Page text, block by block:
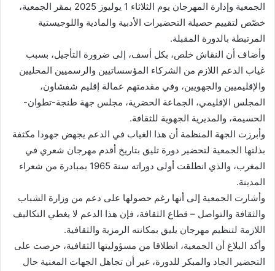
الجمعية وإدارة المهرجان يوم الثلاثاء 1 يوليوز 2025 بمقر الجمعية،
خصّص لتقييم حصيلة التحضيرات الأدبية والمادية واللوجيستية
المرتبطة بالدورة المقبلة.
وأضاف أن النقاش خلص، بكل أسف، إلى ضرورة التأجيل، بسبب
غياب الدعم اللازم من الشركاء المؤسساتيين والرسميين المحليين
والإقليميين والجهويين، وفي مقدمتهم عمالة إقليم شفشاون،
المجلس الإقليمي، الجماعة الحضرية، مجلس جهة طنجة-تطوان-
الحسيمة، والمديرية الجهوية للثقافة.
وأبرزت الجهة المنظمة أن هذا الغياب في الدعم يجهض جهودا مكثفة
بذلتها الجمعية لتحضير دورة تليق بتاريخ أقدم مهرجان شعري في
المغرب، والذي انطلقت أولى دوراته سنة 1965 بمبادرة من شعراء
المدينة.
وأشارت الجمعية إلى أنها رغم حصولها على دعم من وزارة الشباب
والثقافة والتواصل – قطاع الثقافة، فإن هذا الدعم لا يغطي التكاليف
اللازمة لتنظيم مهرجان يليق بمكانته الرمزية والثقافية.
وأكد البلاغ أن الجمعية، انطلاقا من مسؤوليتها الثقافية، حرصت على
التحضير الجاد والمبكر للدورة، غير أن تجاهل الجهات المعنية حال